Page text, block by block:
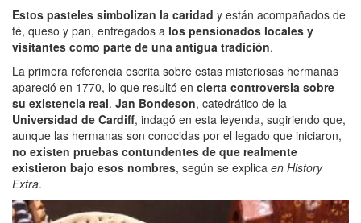
Estos pasteles simbolizan la caridad y están acompañados de
té, queso y pan, entregados a los pensionados locales y
visitantes como parte de una antigua tradición.
La primera referencia escrita sobre estas misteriosas hermanas
apareció en 1770, lo que resultó en cierta controversia sobre
su existencia real. Jan Bondeson, catedrático de la
Universidad de Cardiff, indagó en esta leyenda, sugiriendo que,
aunque las hermanas son conocidas por el legado que iniciaron,
no existen pruebas contundentes de que realmente
existieron bajo esos nombres, según se explica en History
Extra.